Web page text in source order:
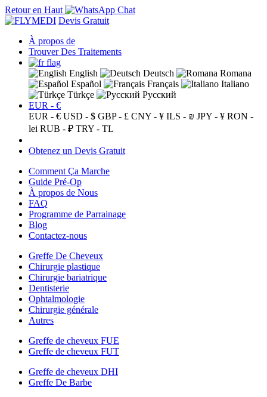
Retour en Haut
Devis Gratuit
À propos de
Trouver Des Traitements
English Deutsch
Romana
Español
Français
Italiano
Türkçe
Русский
EUR - €
EUR - € USD - $ GBP - £ CNY - ¥ ILS - ₪ JPY - ¥ RON -
lei RUB - ₽ TRY - TL
Obtenez un Devis Gratuit
Comment Ça Marche
Guide Pré-Op
À propos de Nous
FAQ
Programme de Parrainage
Blog
Contactez-nous
Greffe De Cheveux
Chirurgie plastique
Chirurgie bariatrique
Dentisterie
Ophtalmologie
Chirurgie générale
Autres
Greffe de cheveux FUE
Greffe de cheveux FUT
Greffe de cheveux DHI
Greffe De Barbe